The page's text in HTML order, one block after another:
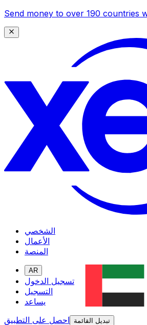
Send money to over 190 countries
الشخصي
الأعمال
المنصة
AR
تسجيل الدخول
التسجيل
يساعد
احصل على التطبيق
تبديل القائمة